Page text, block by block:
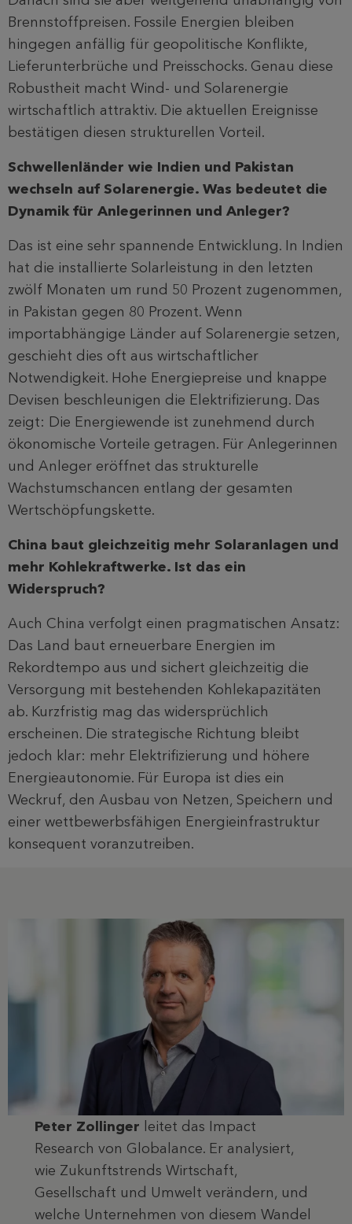
Brennstoffpreisen. Fossile Energien bleiben
hingegen anfällig für geopolitische Konflikte,
Lieferunterbrüche und Preisschocks. Genau diese
Robustheit macht Wind- und Solarenergie
wirtschaftlich attraktiv. Die aktuellen Ereignisse
bestätigen diesen strukturellen Vorteil.
Schwellenländer wie Indien und Pakistan
wechseln auf Solarenergie. Was bedeutet die
Dynamik für Anlegerinnen und Anleger?
Das ist eine sehr spannende Entwicklung. In Indien
hat die installierte Solarleistung in den letzten
zwölf Monaten um rund 50 Prozent zugenommen,
in Pakistan gegen 80 Prozent. Wenn
importabhängige Länder auf Solarenergie setzen,
geschieht dies oft aus wirtschaftlicher
Notwendigkeit. Hohe Energiepreise und knappe
Devisen beschleunigen die Elektrifizierung. Das
zeigt: Die Energiewende ist zunehmend durch
ökonomische Vorteile getragen. Für Anlegerinnen
und Anleger eröffnet das strukturelle
Wachstumschancen entlang der gesamten
Wertschöpfungskette.
China baut gleichzeitig mehr Solaranlagen und
mehr Kohlekraftwerke. Ist das ein
Widerspruch?
Auch China verfolgt einen pragmatischen Ansatz:
Das Land baut erneuerbare Energien im
Rekordtempo aus und sichert gleichzeitig die
Versorgung mit bestehenden Kohlekapazitäten
ab. Kurzfristig mag das widersprüchlich
erscheinen. Die strategische Richtung bleibt
jedoch klar: mehr Elektrifizierung und höhere
Energieautonomie. Für Europa ist dies ein
Weckruf, den Ausbau von Netzen, Speichern und
einer wettbewerbsfähigen Energieinfrastruktur
konsequent voranzutreiben.
Peter Zollinger leitet das Impact
Research von Globalance. Er analysiert,
wie Zukunftstrends Wirtschaft,
Gesellschaft und Umwelt verändern, und
welche Unternehmen von diesem Wandel